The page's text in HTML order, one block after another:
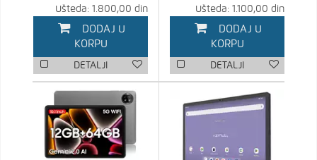
Ušteda: 1.800,00 din
DODAJ U
KORPU
DETALJI
Ušteda: 1.100,00 din
DODAJ U
KORPU
DETALJI